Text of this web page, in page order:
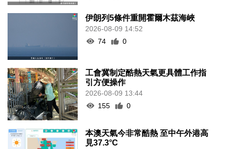
伊朗列5條件重開霍爾木茲海峽
2026-08-09 14:52
74
0
工會冀制定酷熱天氣更具體工作指
引方便操作
2026-08-09 13:44
155
0
本澳天氣今非常酷熱 至中午外港高
見37.3°C